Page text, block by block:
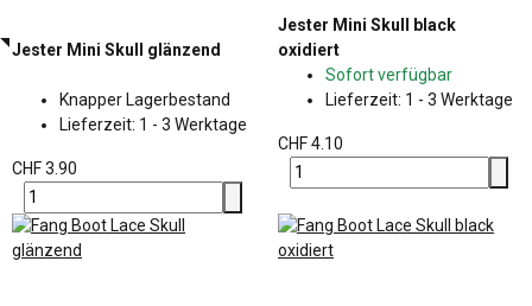
Jester Mini Skull glänzend
Knapper Lagerbestand
Lieferzeit: 1 - 3 Werktage
CHF 3.90
Jester Mini Skull black
oxidiert
Sofort verfügbar
Lieferzeit: 1 - 3 Werktage
CHF 4.10